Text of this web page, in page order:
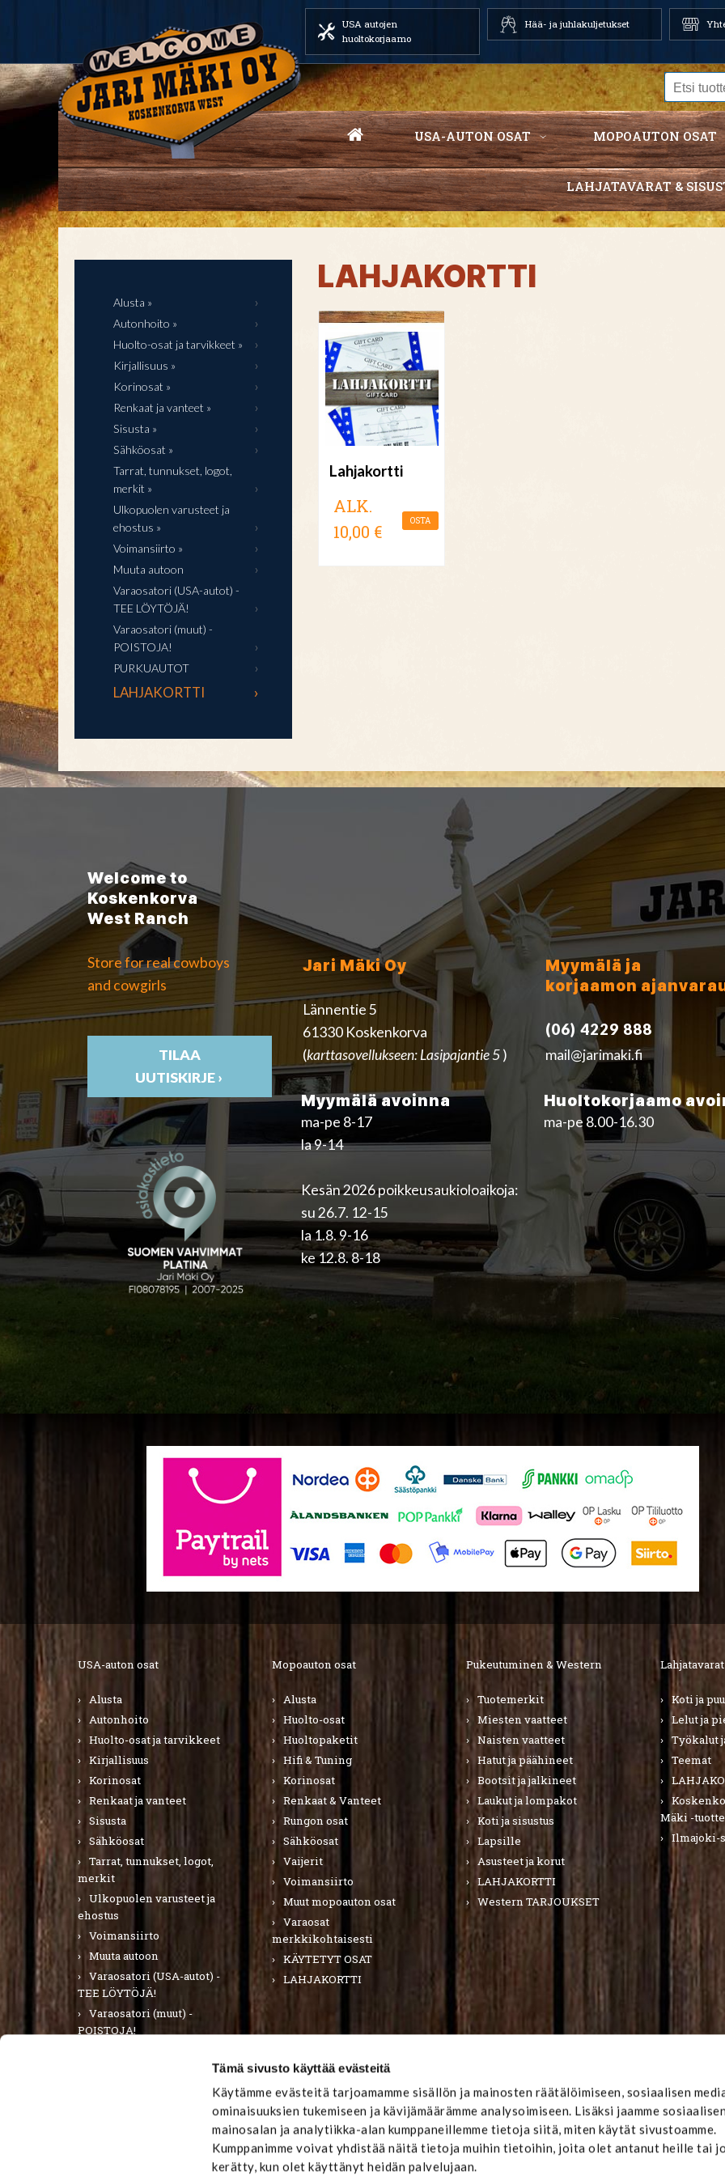
Tämä sivusto käyttää evästeitä
Käytämme evästeitä tarjoamamme sisällön ja mainosten räätälöimiseen, sosiaalisen
ominaisuuksien tukemiseen ja kävijämäärämme analysoimiseen. Lisäksi jaamme
mainosalan ja analytiikka-alan kumppaneillemme tietoja siitä, miten käytät sivustoamme.
Kumppanimme voivat yhdistää näitä tietoja muihin tietoihin, joita olet antanut heille tai
kerätty, kun olet käyttänyt heidän palvelujaan.
USA autojen
huoltokorjaamo
Hää- ja juhlakuljetukset
USA-AUTON OSAT MOPOAUTON OSAT
LAHJATAVARAT &
Alusta »
Autonhoito »
Huolto-osat ja tarvikkeet »
Kirjallisuus »
Korinosat »
Renkaat ja vanteet »
Sisusta »
Sähköosat »
Tarrat, tunnukset, logot,
merkit »
Ulkopuolen varusteet ja
ehostus »
Voimansiirto »
Muuta autoon
Varaosatori (USA-autot) -
TEE LÖYTÖJÄ!
Varaosatori (muut) -
POISTOJA!
PURKUAUTOT
LAHJAKORTTI
LAHJAKORTTI
Lahjakortti
ALK.
10,00 €
OSTA
Welcome to
Koskenkorva
West Ranch
Store for real cowboys
and cowgirls
TILAA
UUTISKIRJE ›
Jari Mäki Oy
Lännentie 5
61330 Koskenkorva
(karttasovellukseen: Lasipajantie 5)
Myymälä ja
korjaamon
(06) 4229 888
mail@jarimaki.fi
Myymälä avoinna
ma-pe 8-17
la 9-14
Kesän 2026 poikkeusaukioloaikoja:
su 26.7. 12-15
la 1.8. 9-16
ke 12.8. 8-18
Huoltokorjaamo
ma-pe 8.00-16.30
USA-auton osat
Alusta
Autonhoito
Huolto-osat ja tarvikkeet
Kirjallisuus
Korinosat
Renkaat ja vanteet
Sisusta
Sähköosat
Tarrat, tunnukset, logot,
merkit
Ulkopuolen varusteet ja
ehostus
Voimansiirto
Muuta autoon
Varaosatori (USA-autot) -
TEE LÖYTÖJÄ!
Varaosatori (muut) -
POISTOJA!
Mopoauton osat
Alusta
Huolto-osat
Huoltopaketit
Hifi & Tuning
Korinosat
Renkaat & Vanteet
Rungon osat
Sähköosat
Vaijerit
Voimansiirto
Muut mopoauton osat
Varaosat
merkkikohtaisesti
KÄYTETYT OSAT
LAHJAKORTTI
Pukeutuminen & Western
Tuotemerkit
Miesten vaatteet
Naisten vaatteet
Hatut ja päähineet
Bootsit ja jalkineet
Laukut ja lompakot
Koti ja sisustus
Lapsille
Asusteet ja korut
LAHJAKORTTI
Western TARJOUKSET
Koti ja
Lelut ja
Työkalut
Teemat
Mäki -
Ilmajoki-